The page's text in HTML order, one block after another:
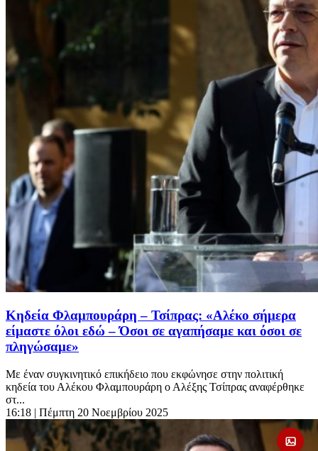
Κηδεία Φλαμπουράρη – Τσίπρας: «Αλέκο σήμερα
είμαστε όλοι εδώ – Όσοι σε αγαπήσαμε και όσοι σε
πληγώσαμε»
Με έναν συγκινητικό επικήδειο που εκφώνησε στην πολιτική
κηδεία του Αλέκου Φλαμπουράρη ο Αλέξης Τσίπρας αναφέρθηκε
στ...
16:18 | Πέμπτη 20 Νοεμβρίου 2025